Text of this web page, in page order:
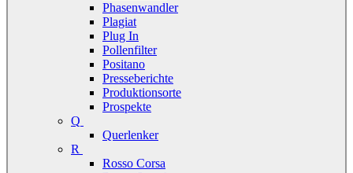
Phasenwandler
Plagiat
Plug In
Pollenfilter
Positano
Presseberichte
Produktionsorte
Prospekte
Q
Querlenker
R
Rosso Corsa